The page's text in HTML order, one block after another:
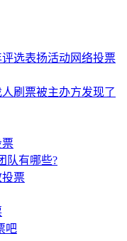
选表扬活动网络投票
刷票被主办方发现了
票
队有哪些?
票
吧